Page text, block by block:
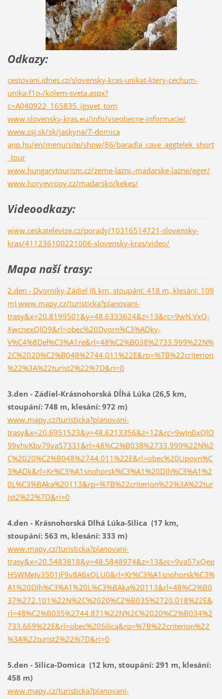
Odkazy:
cestovani.idnes.cz/slovensky-kras-unikat-ktery-cechum-
unika-f1o-/kolem-sveta.aspx?
c=A040922_165835_igsvet_tom
www.slovensky-kras.eu/info/vseobecne-informacie/
www.ssj.sk/sk/jaskyna/7-domica
anp.hu/en/menu/site/show/86/baradla_cave_aggtelek_short
_tour
www.hungarytourism.cz/zeme-lazni,-madarske-lazne/eger/
www.horyevropy.cz/madarsko/kekes/
Videoodkazy:
www.ceskatelevize.cz/porady/10316514721-slovensky-
kras/411236100221006-slovensky-kras/video/
Mapa naší trasy:
2.den - Dvorníky-Zádiel (6 km, stoupání: 418 m, klesání: 109
m) www.mapy.cz/turisticka?planovani-
trasy&x=20.8199501&y=48.6333624&z=13&rc=9wN.VxQ-
XwcnexQlO9&rl=obec%20Dvorn%C3%ADky-
V%C4%8Del%C3%A1re&rl=48%C2%B038%2733.999%22N%
2C%2020%C2%B048%2744.011%22E&rp=%7B%22criterion
%22%3A%22turist2%22%7D&ri=0
3.den - Zádiel-Krásnohorská Dĺhá Lúka (26,5 km,
stoupání: 748 m, klesání: 972 m)
www.mapy.cz/turisticka?planovani-
trasy&x=20.6951523&y=48.6213356&z=12&rc=9wJn0xQlO
99vhvKbv79va57331&rl=48%C2%B038%2733.999%22N%2
C%2020%C2%B048%2744.011%22E&rl=obec%20Lipovn%C
3%ADk&rl=Kr%C3%A1snohorsk%C3%A1%20Dlh%C3%A1%2
0L%C3%BAka%20113&rp=%7B%22criterion%22%3A%22tur
ist2%22%7D&ri=0
4.den - Krásnohorská Dlhá Lúka-Silica (17 km,
stoupání: 563 m, klesání: 333 m)
www.mapy.cz/turisticka?planovani-
trasy&x=20.5483818&y=48.5848974&z=13&rc=9va57xQep
H5WMeJv3501JF9v8A6xQLU0&rl=Kr%C3%A1snohorsk%C3%
A1%20Dlh%C3%A1%20L%C3%BAka%20113&rl=48%C2%B0
37%272.101%22N%2C%2020%C2%B035%2720.018%22E&
rl=48%C2%B035%2744.871%22N%2C%2020%C2%B034%2
733.669%22E&rl=obec%20Silica&rp=%7B%22criterion%22
%3A%22turist2%22%7D&ri=0
5.den - Silica-Domica (12 km, stoupání: 291 m, klesání:
458 m)
www.mapy.cz/turisticka?planovani-